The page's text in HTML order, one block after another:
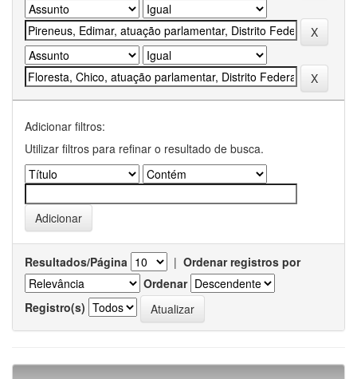
Adicionar filtros:
Utilizar filtros para refinar o resultado de busca.
Resultados/Página | Ordenar registros por
Ordenar
Registro(s)